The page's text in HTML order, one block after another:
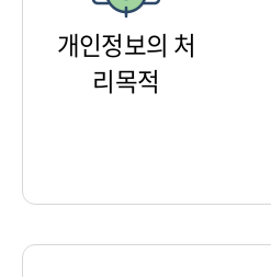
개인정보의 처
리목적